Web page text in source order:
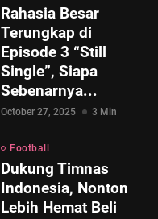
Rahasia Besar
Terungkap di
Episode 3 “Still
Single”, Siapa
Sebenarnya...
October 27, 2025 3 Min
Football
Dukung Timnas
Indonesia, Nonton
Lebih Hemat Beli